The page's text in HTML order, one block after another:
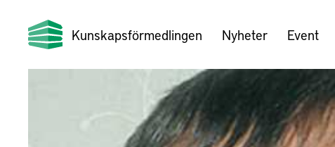
Kunskapsförmedlingen Nyheter Event